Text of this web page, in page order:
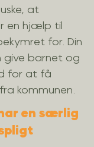
at
en hjælp til
for. Din
give barnet og
for at få
kommunen.
en særlig